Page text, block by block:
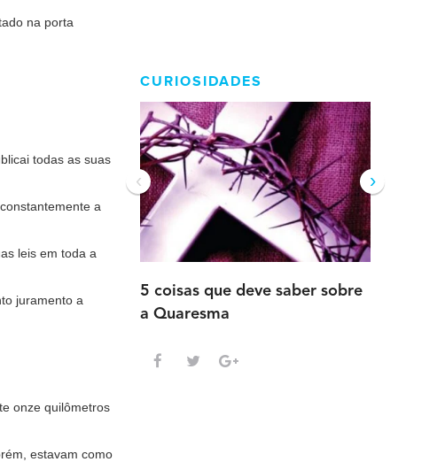
na porta
todas as suas
a
leis em toda a
juramento a
onze quilômetros
estavam como
CURIOSIDADES
5 coisas que deve saber sobre
a Quaresma
‹ ›